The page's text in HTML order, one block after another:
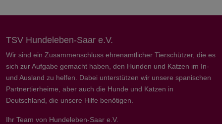
TSV Hundeleben-Saar e.V.
Wir sind ein Zusammenschluss ehrenamtlicher Tierschützer, die es
sich zur Aufgabe gemacht haben, den Hunden und Katzen im In-
und Ausland zu helfen. Dabei unterstützen wir unsere spanischen
Partnertierheime, aber auch die Hunde und Katzen in
Deutschland, die unsere Hilfe benötigen.
Ihr Team von Hundeleben-Saar e.V.